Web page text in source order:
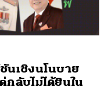
นเชิงนโนบาย
ลับไม่ได้ยินใน